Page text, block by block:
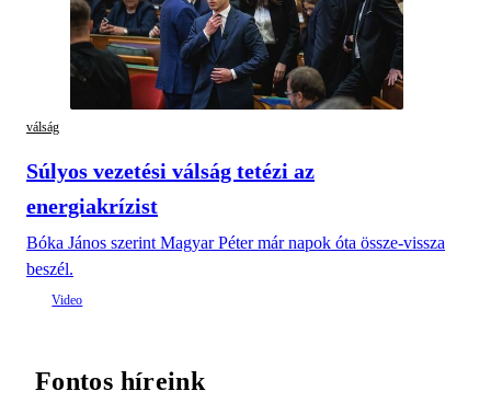
válság
Súlyos vezetési válság tetézi az
energiakrízist
Bóka János szerint Magyar Péter már napok óta össze-vissza
beszél.
Fontos híreink